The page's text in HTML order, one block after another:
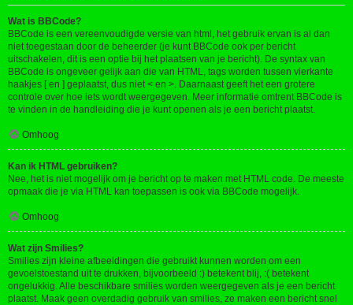
Wat is BBCode?
BBCode is een vereenvoudigde versie van html, het gebruik ervan is al dan
niet toegestaan door de beheerder (je kunt BBCode ook per bericht
uitschakelen, dit is een optie bij het plaatsen van je bericht). De syntax van
BBCode is ongeveer gelijk aan die van HTML, tags worden tussen vierkante
haakjes [ en ] geplaatst, dus niet < en >. Daarnaast geeft het een grotere
controle over hoe iets wordt weergegeven. Meer informatie omtrent BBCode is
te vinden in de handleiding die je kunt openen als je een bericht plaatst.
Omhoog
Kan ik HTML gebruiken?
Nee, het is niet mogelijk om je bericht op te maken met HTML code. De meeste
opmaak die je via HTML kan toepassen is ook via BBCode mogelijk.
Omhoog
Wat zijn Smilies?
Smilies zijn kleine afbeeldingen die gebruikt kunnen worden om een
gevoelstoestand uit te drukken, bijvoorbeeld :) betekent blij, :( betekent
ongelukkig. Alle beschikbare smilies worden weergegeven als je een bericht
plaatst. Maak geen overdadig gebruik van smilies, ze maken een bericht snel